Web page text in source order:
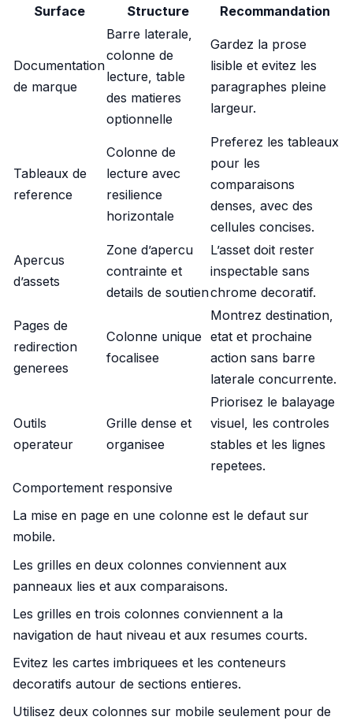
Surface
Structure Recommandation
Documentation
de marque
Barre laterale,
colonne de
lecture, table
des matieres
optionnelle
Gardez la prose
lisible et evitez les
paragraphes pleine
largeur.
Tableaux de
reference
Colonne de
lecture avec
resilience
horizontale
Preferez les tableaux
pour les
comparaisons
denses, avec des
cellules concises.
Apercus
d’assets
Zone d’apercu
contrainte et
details de soutien
L’asset doit rester
inspectable sans
chrome decoratif.
Pages de
redirection
generees
Colonne unique
focalisee
Montrez destination,
etat et prochaine
action sans barre
laterale concurrente.
Outils
operateur
Grille dense et
organisee
Priorisez le balayage
visuel, les controles
stables et les lignes
repetees.
Comportement responsive
La mise en page en une colonne est le defaut sur
mobile.
Les grilles en deux colonnes conviennent aux
panneaux lies et aux comparaisons.
Les grilles en trois colonnes conviennent a la
navigation de haut niveau et aux resumes courts.
Evitez les cartes imbriquees et les conteneurs
decoratifs autour de sections entieres.
Utilisez deux colonnes sur mobile seulement pour de